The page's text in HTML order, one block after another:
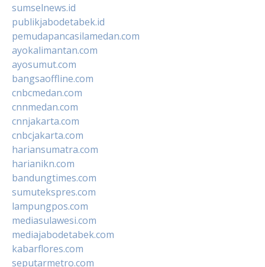
sumselnews.id
publikjabodetabek.id
pemudapancasilamedan.com
ayokalimantan.com
ayosumut.com
bangsaoffline.com
cnbcmedan.com
cnnmedan.com
cnnjakarta.com
cnbcjakarta.com
hariansumatra.com
harianikn.com
bandungtimes.com
sumutekspres.com
lampungpos.com
mediasulawesi.com
mediajabodetabek.com
kabarflores.com
seputarmetro.com